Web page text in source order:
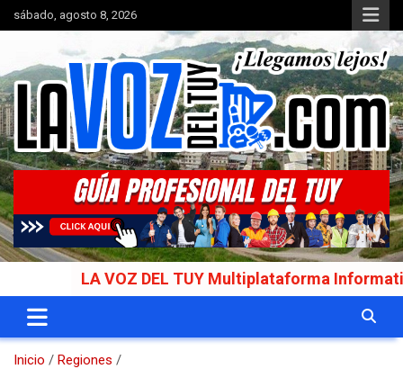
Saltar
al
sábado, agosto 8, 2026
La Voz del Tuy
Portal de noticias
LA VOZ DEL TUY Multiplataforma Informativa
Inicio
Regiones